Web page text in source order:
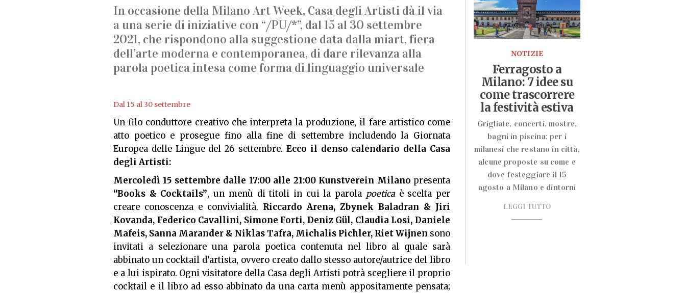
In occasione della Milano Art Week, Casa degli Artisti dà il via
a una serie di iniziative con “/PU/*”, dal 15 al 30 settembre
2021, che rispondono alla suggestione data dalla miart, fiera
dell’arte moderna e contemporanea, di dare rilevanza alla
parola poetica intesa come forma di linguaggio universale
Dal 15 al 30 settembre
Un filo conduttore creativo che interpreta la produzione, il fare artistico come
atto poetico e prosegue fino alla fine di settembre includendo la Giornata
Europea delle Lingue del 26 settembre. Ecco il denso calendario della Casa
degli Artisti:
Mercoledì 15 settembre dalle 17:00 alle 21:00 Kunstverein Milano presenta
“Books & Cocktails”, un menù di titoli in cui la parola poeticaè scelta per
creare conoscenza e convivialità. Riccardo Arena, Zbynek Baladran & Jiri
Kovanda, Federico Cavallini, Simone Forti, Deniz Gül, Claudia Losi, Daniele
Mafeis, Sanna Marander & Niklas Tafra, Michalis Pichler, Riet Wijnen sono
invitati a selezionare una parola poetica contenuta nel libro al quale sarà
abbinato un cocktail d’artista, ovvero creato dallo stesso autore/autrice del libro
e a lui ispirato. Ogni visitatore della Casa degli Artisti potrà scegliere il proprio
cocktail e il libro ad esso abbinato da una carta menù appositamente pensata;
NOTIZIE
Ferragosto a
Milano: 7 idee su
come trascorrere
la festività estiva
Grigliate, concerti, mostre,
bagni in piscina: per i
milanesi che restano in città,
alcune proposte su come e
dove festeggiare il 15
agosto a Milano e dintorni
LEGGI TUTTO